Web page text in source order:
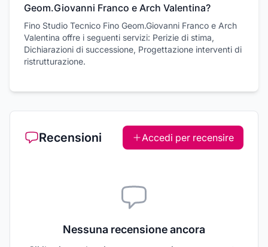
Geom.Giovanni Franco e Arch Valentina?
Fino Studio Tecnico Fino Geom.Giovanni Franco e Arch
Valentina offre i seguenti servizi: Perizie di stima,
Dichiarazioni di successione, Progettazione interventi di
ristrutturazione.
Recensioni Accedi per recensire
Nessuna recensione ancora